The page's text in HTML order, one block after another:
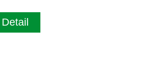
Detail